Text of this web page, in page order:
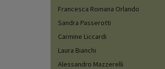
Francesca Romana Orlando
Sandra Passerotti
Carmine Liccardi
Laura Bianchi
Alessandro Mazzerelli